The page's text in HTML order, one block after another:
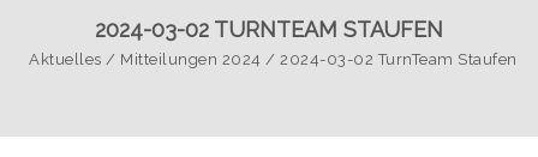
2024-03-02 TURNTEAM STAUFEN
Aktuelles / Mitteilungen 2024 /2024-03-02 TurnTeam Staufen